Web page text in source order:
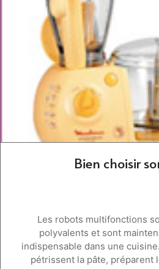
Bien choisir
Les robots multifonctions
polyvalents et sont
indispensable dans une
pétrissent la pâte, préparent